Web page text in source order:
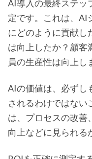
AI導入の最終ステッ
定です。これは、AI
にどのように貢献し
は向上したか？顧客
員の生産性は向上し
AIの価値は、必ずし
されるわけではない
は、プロセスの改善
向上などに見られる